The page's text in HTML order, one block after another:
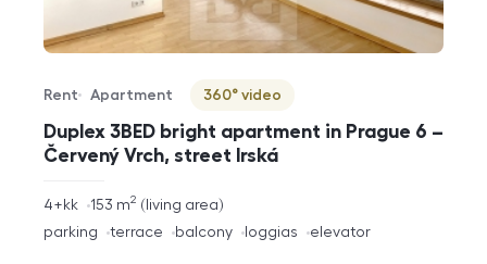
Duplex 3BED bright apartment in Prague 6 –
Červený Vrch, street Irská
Offer type
Rent
Property type
Apartment
Virtuální prohlídka
360° video
rozměry
disposition
4+kk living area
153 m2
funkce
parking terrace balcony loggias elevator